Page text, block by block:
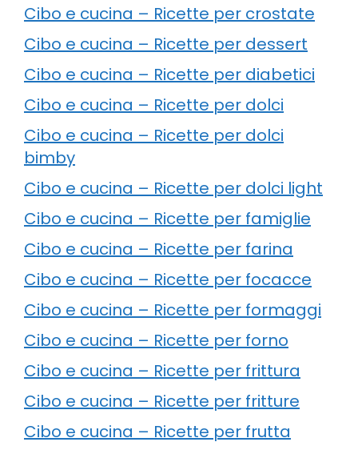
Cibo e cucina – Ricette per crostate
Cibo e cucina – Ricette per dessert
Cibo e cucina – Ricette per diabetici
Cibo e cucina – Ricette per dolci
Cibo e cucina – Ricette per dolci
bimby
Cibo e cucina – Ricette per dolci light
Cibo e cucina – Ricette per famiglie
Cibo e cucina – Ricette per farina
Cibo e cucina – Ricette per focacce
Cibo e cucina – Ricette per formaggi
Cibo e cucina – Ricette per forno
Cibo e cucina – Ricette per frittura
Cibo e cucina – Ricette per fritture
Cibo e cucina – Ricette per frutta